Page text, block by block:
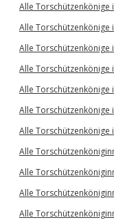
Alle Torschützenkönige
Alle Torschützenkönige
Alle Torschützenkönige
Alle Torschützenkönige
Alle Torschützenkönige
Alle Torschützenkönige
Alle Torschützenkönige
Alle
Alle
Alle
Alle